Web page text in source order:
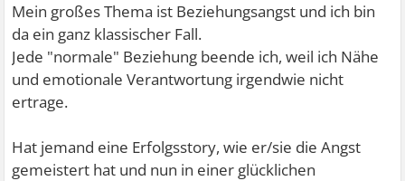
Mein großes Thema ist Beziehungsangst und ich bin
da ein ganz klassischer Fall.
Jede "normale" Beziehung beende ich, weil ich Nähe
und emotionale Verantwortung irgendwie nicht
ertrage.
Hat jemand eine Erfolgsstory, wie er/sie die Angst
gemeistert hat und nun in einer glücklichen